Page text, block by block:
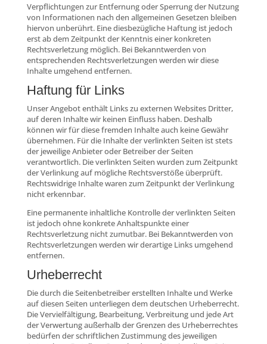
Verpflichtungen zur Entfernung oder Sperrung der Nutzung
von Informationen nach den allgemeinen Gesetzen bleiben
hiervon unberührt. Eine diesbezügliche Haftung ist jedoch
erst ab dem Zeitpunkt der Kenntnis einer konkreten
Rechtsverletzung möglich. Bei Bekanntwerden von
entsprechenden Rechtsverletzungen werden wir diese
Inhalte umgehend entfernen.
Haftung für Links
Unser Angebot enthält Links zu externen Websites Dritter,
auf deren Inhalte wir keinen Einfluss haben. Deshalb
können wir für diese fremden Inhalte auch keine Gewähr
übernehmen. Für die Inhalte der verlinkten Seiten ist stets
der jeweilige Anbieter oder Betreiber der Seiten
verantwortlich. Die verlinkten Seiten wurden zum Zeitpunkt
der Verlinkung auf mögliche Rechtsverstöße überprüft.
Rechtswidrige Inhalte waren zum Zeitpunkt der Verlinkung
nicht erkennbar.
Eine permanente inhaltliche Kontrolle der verlinkten Seiten
ist jedoch ohne konkrete Anhaltspunkte einer
Rechtsverletzung nicht zumutbar. Bei Bekanntwerden von
Rechtsverletzungen werden wir derartige Links umgehend
entfernen.
Urheberrecht
Die durch die Seitenbetreiber erstellten Inhalte und Werke
auf diesen Seiten unterliegen dem deutschen Urheberrecht.
Die Vervielfältigung, Bearbeitung, Verbreitung und jede Art
der Verwertung außerhalb der Grenzen des Urheberrechtes
bedürfen der schriftlichen Zustimmung des jeweiligen